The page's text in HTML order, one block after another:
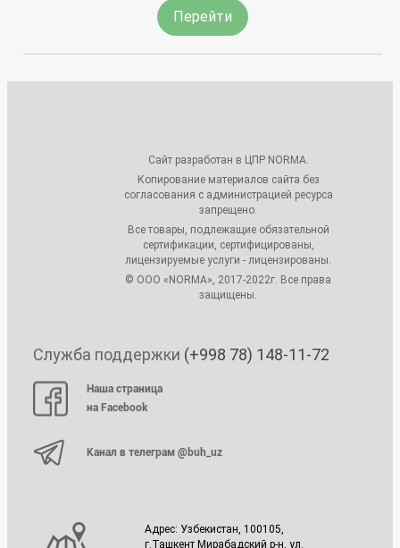
Перейти
Сайт разработан в ЦПР NORMA.
Копирование материалов сайта без
согласования с администрацией ресурса
запрещено.
Все товары, подлежащие обязательной
сертификации, сертифицированы,
лицензируемые услуги - лицензированы.
© ООО «NORMA», 2017-2022г. Все права
защищены.
Служба поддержки (+998 78) 148-11-72
Наша страница
на Facebook
Канал в телеграм @buh_uz
Адрес: Узбекистан, 100105,
г.Ташкент Мирабадский р-н, ул.